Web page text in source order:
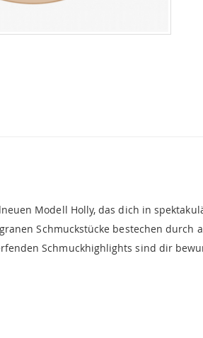
Modell Holly, das dich in
Schmuckstücke bestechen
Schmuckhighlights sind dir